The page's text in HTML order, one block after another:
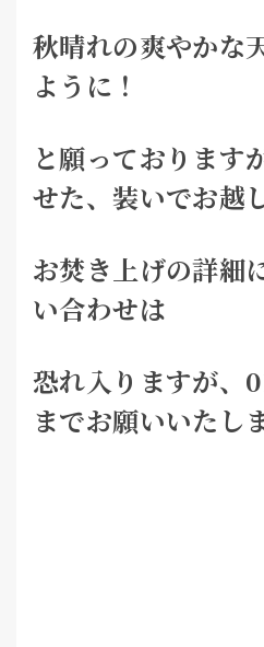
秋晴れの爽やかな
ように！
と願っております
せた、装いでお越
お焚き上げの詳細
い合わせは
恐れ入りますが、
までお願いいたし